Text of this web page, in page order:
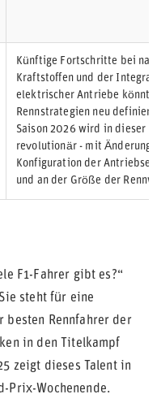
Künftige Fortschritte bei
Kraftstoffen und der
elektrischer Antriebe
Rennstrategien neu
Saison 2026 wird in dieser
revolutionär - mit
Konfiguration der
und an der Größe der
F1-Fahrer gibt es?“
steht für eine
besten Rennfahrer der
in den Titelkampf
zeigt dieses Talent in
Prix-Wochenende.